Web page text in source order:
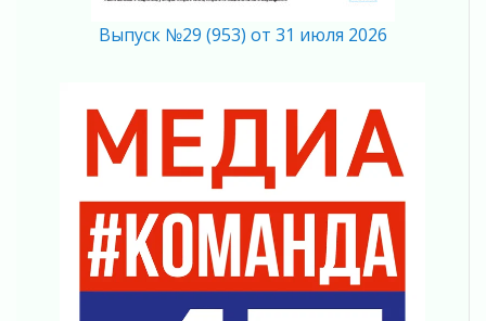
Пик топливного кризиса в регионе прошёл
31 июля 2026
Ленинградцы — бойцам «Барс-Ленинградец»
31 июля 2026
Маршрутами будущего — к заветной цели
31 июля 2026
«Корвет» на страже
31 июля 2026
Правила для жизни
Выпуск №29 (953) от 31 июля 2026